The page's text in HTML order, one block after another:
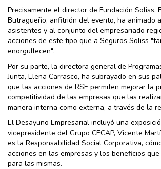
Precisamente el director de Fundación Soliss,
Butragueño, anfitrión del evento, ha animado
asistentes y al conjunto del empresariado
acciones de este tipo que a Seguros Soliss
enorgullecen".
Por su parte, la directora general de
Junta, Elena Carrasco, ha subrayado en sus
que las acciones de RSE permiten mejorar la
competitividad de las empresas que las
manera interna como externa, a través de la
El Desayuno Empresarial incluyó una
vicepresidente del Grupo CECAP, Vicente
es la Responsabilidad Social Corporativa,
acciones en las empresas y los beneficios
para las mismas.